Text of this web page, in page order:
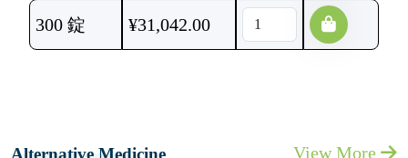
300 錠 ¥31,042.00
Alternative Medicine View More